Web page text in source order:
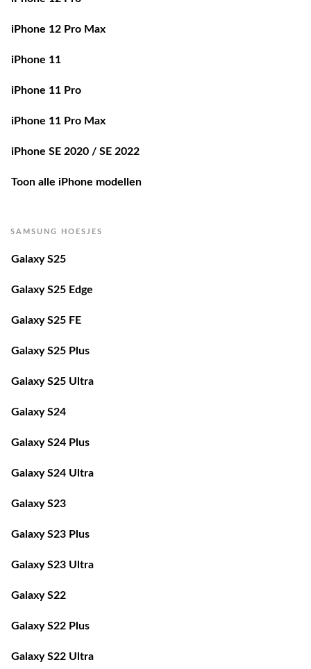
iPhone 12 Pro Max
iPhone 11
iPhone 11 Pro
iPhone 11 Pro Max
iPhone SE 2020 / SE 2022
Toon alle iPhone modellen
SAMSUNG HOESJES
Galaxy S25
Galaxy S25 Edge
Galaxy S25 FE
Galaxy S25 Plus
Galaxy S25 Ultra
Galaxy S24
Galaxy S24 Plus
Galaxy S24 Ultra
Galaxy S23
Galaxy S23 Plus
Galaxy S23 Ultra
Galaxy S22
Galaxy S22 Plus
Galaxy S22 Ultra